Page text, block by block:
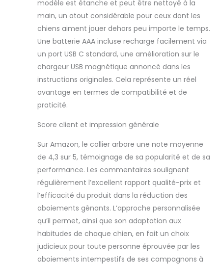
efficacement les
aboiements
gênants la nuit ou
lorsque vous êtes
absent, créant un
environnement
famille et vos
voisins 【Modes
sûrs】 : l'appareil
pour chiens
dispose de
plusieurs modes
niveaux de
sensibilité
réglables ; il suffit
d'appuyer sur le
bouton
d'alimentation
pour changer de
mode à volonté,
modèle est étanche et peut être nettoyé à la
main, un atout considérable pour ceux dont les
chiens aiment jouer dehors peu importe le temps.
Une batterie AAA incluse recharge facilement via
un port USB C standard, une amélioration sur le
chargeur USB magnétique annoncé dans les
instructions originales. Cela représente un réel
avantage en termes de compatibilité et de
praticité.
Score client et impression générale
Sur Amazon, le collier arbore une note moyenne
de 4,3 sur 5, témoignage de sa popularité et de sa
performance. Les commentaires soulignent
régulièrement l’excellent rapport qualité-prix et
l’efficacité du produit dans la réduction des
aboiements gênants. L’approche personnalisée
qu’il permet, ainsi que son adaptation aux
habitudes de chaque chien, en fait un choix
judicieux pour toute personne éprouvée par les
aboiements intempestifs de ses compagnons à